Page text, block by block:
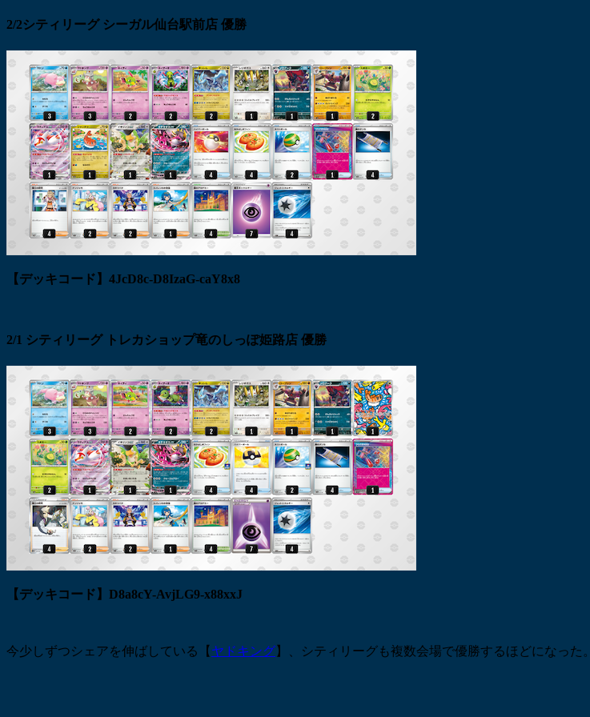
2/2シティリーグ シーガル仙台駅前店 優勝
【デッキコード】4JcD8c-D8IzaG-caY8x8
2/1 シティリーグ トレカショップ竜のしっぽ姫路店 優勝
【デッキコード】D8a8cY-AvjLG9-x88xxJ
今少しずつシェアを伸ばしている【 ヤドキング】、シティリーグも複数会場で優勝するほどになった。